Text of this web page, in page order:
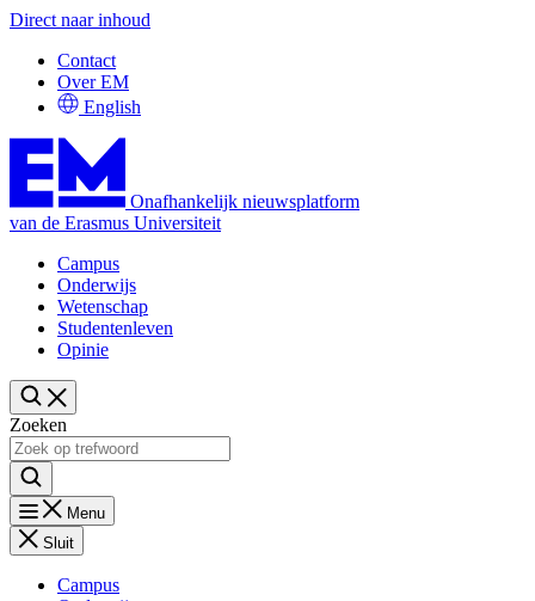
Direct naar inhoud
Contact
Over EM
English
Onafhankelijk nieuwsplatform
van de Erasmus Universiteit
Campus
Onderwijs
Wetenschap
Studentenleven
Opinie
Zoeken
Menu
Sluit
Campus